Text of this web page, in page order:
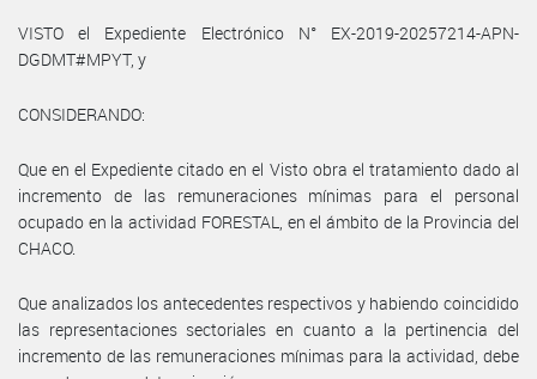
VISTO el Expediente Electrónico N° EX-2019-20257214-APN-
DGDMT#MPYT, y
CONSIDERANDO:
Que en el Expediente citado en el Visto obra el tratamiento dado al
incremento de las remuneraciones mínimas para el personal
ocupado en la actividad FORESTAL, en el ámbito de la Provincia del
CHACO.
Que analizados los antecedentes respectivos y habiendo coincidido
las representaciones sectoriales en cuanto a la pertinencia del
incremento de las remuneraciones mínimas para la actividad, debe